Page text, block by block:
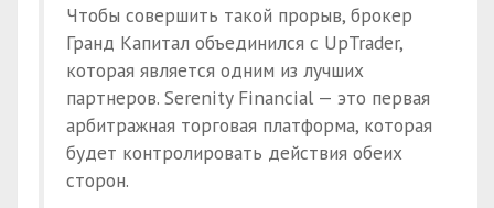
Чтобы совершить такой прорыв, брокер
Гранд Капитал объединился с UpTrader,
которая является одним из лучших
партнеров. Serenity Financial — это первая
арбитражная торговая платформа, которая
будет контролировать действия обеих
сторон.